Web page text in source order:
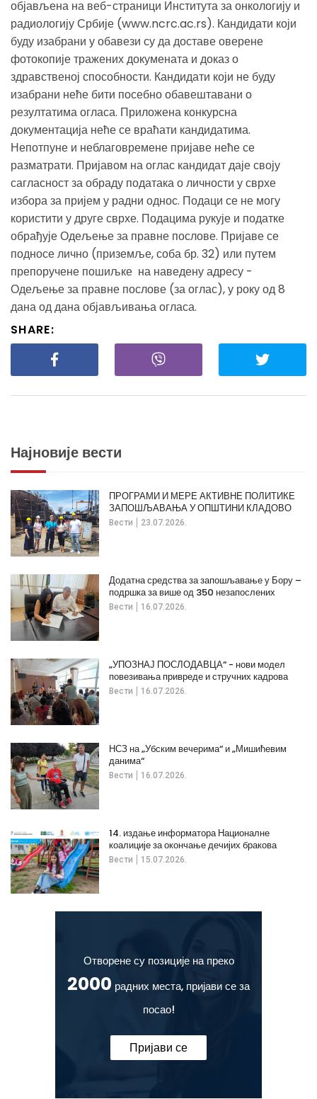
објављена на веб-страници Института за онкологију и
радиологију Србије (www.ncrc.ac.rs). Кандидати који
буду изабрани у обавези су да доставе оверене
фотокопије тражених докумената и доказ о
здравственој способности. Кандидати који не буду
изабрани неће бити посебно обавештавани о
резултатима огласа. Приложена конкурсна
документација неће се враћати кандидатима.
Непотпуне и неблаговремене пријаве неће се
разматрати. Пријавом на оглас кандидат даје своју
сагласност за обраду података о личности у сврхе
избора за пријем у радни однос. Подаци се не могу
користити у друге сврхе. Подацима рукује и податке
обрађује Одељење за правне послове. Пријаве се
подносе лично (приземље, соба бр. 32) или путем
препоручене пошиљке на наведену адресу -
Одељење за правне послове (за оглас), у року од 8
дана од дана објављивања огласа.
SHARE:
Најновије вести
Вести 23.07.2026.
ПРОГРАМИ И МЕРЕ АКТИВНЕ ПОЛИТИКЕ
ЗАПОШЉАВАЊА У ОПШТИНИ КЛАДОВО
Вести 16.07.2026.
Додатна средства за запошљавање у Бору –
подршка за више од 350 незапослених
Вести 16.07.2026.
„УПОЗНАЈ ПОСЛОДАВЦА“ - нови модел
повезивања привреде и стручних кадрова
Вести 16.07.2026.
НСЗ на „Убским вечерима“ и „Мишићевим
данима“
Вести 15.07.2026.
14. издање информатора Националне
коалиције за окончање дечијих бракова
Отворене су позиције на преко
2000 радних места, пријави се за
посао!
Пријави се